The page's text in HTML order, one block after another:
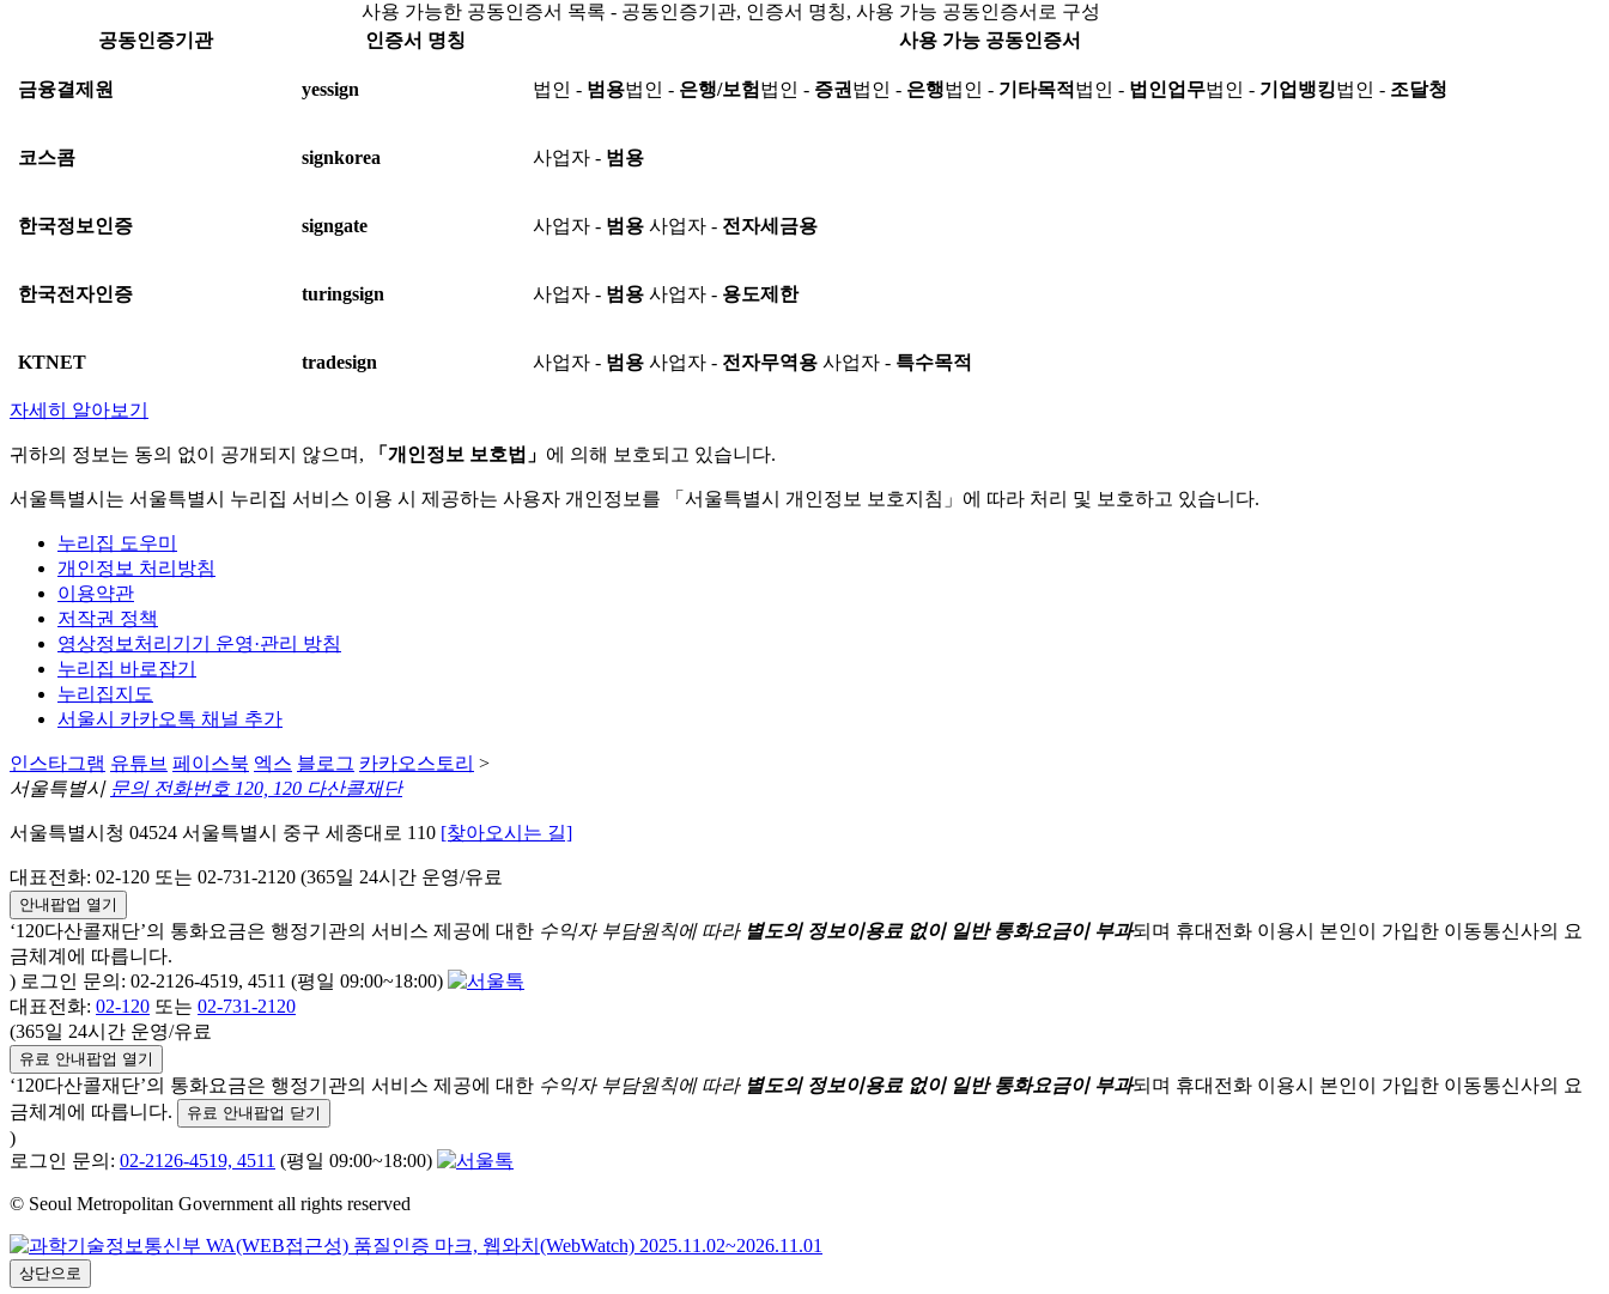
사용 가능한 공동인증서 목록 - 공동인증기관, 인증서 명칭, 사용 가능 공동인증서로 구성
공동인증기관
인증서 명칭 사용 가능 공동인증서
금융결제원 yessign 법인 - 범용법인 - 은행/보험 법인 - 증권 법인 - 은행법인 - 기타목적 법인 - 법인업무법인 - 기업뱅킹법인 - 조달청
코스콤 signkorea 사업자 - 범용
한국정보인증 signgate 사업자 - 범용 사업자 - 전자세금용
한국전자인증 turingsign 사업자 - 범용 사업자 - 용도제한
KTNET tradesign 사업자 - 범용 사업자 - 전자무역용 사업자 - 특수목적
자세히 알아보기
귀하의 정보는 동의 없이 공개되지 않으며, 「개인정보 보호법」 에 의해 보호되고 있습니다.
서울특별시는 서울특별시 누리집 서비스 이용 시 제공하는 사용자 개인정보를 「서울특별시 개인정보 보호지침」에 따라 처리 및 보호하고 있습니다.
누리집 도우미
개인정보 처리방침
이용약관
저작권 정책
영상정보처리기기 운영·관리 방침
누리집 바로잡기
누리집지도
서울시 카카오톡 채널 추가
인스타그램 유튜브 페이스북 엑스 블로그 카카오스토리 >
서울특별시 문의 전화번호 120, 120 다산콜재단
서울특별시청 04524 서울특별시 중구 세종대로 110 [찾아오시는 길]
대표전화: 02-120 또는 02-731-2120 (365일 24시간 운영/유료
안내팝업 열기
‘120다산콜재단’의 통화요금은 행정기관의 서비스 제공에 대한 수익자 부담원칙에 따라 별도의 정보이용료 없이 일반 통화요금이 부과되며 휴대전화 이용시 본인이 가입한 이동통신사의 요
금체계에 따릅니다.
) 로그인 문의: 02-2126-4519, 4511 (평일 09:00~18:00)
대표전화: 02-120 또는 02-731-2120
(365일 24시간 운영/유료
유료 안내팝업 열기
‘120다산콜재단’의 통화요금은 행정기관의 서비스 제공에 대한 수익자 부담원칙에 따라 별도의 정보이용료 없이 일반 통화요금이 부과되며 휴대전화 이용시 본인이 가입한 이동통신사의 요
금체계에 따릅니다.
유료 안내팝업 닫기
)
로그인 문의: 02-2126-4519, 4511 (평일 09:00~18:00)
© Seoul Metropolitan Government all rights reserved
상단으로